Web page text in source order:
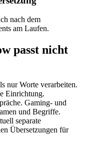
nach dem
am Laufen.
passt nicht
nur Worte verarbeiten.
Einrichtung.
Gaming- und
und Begriffe.
separate
Übersetzungen für